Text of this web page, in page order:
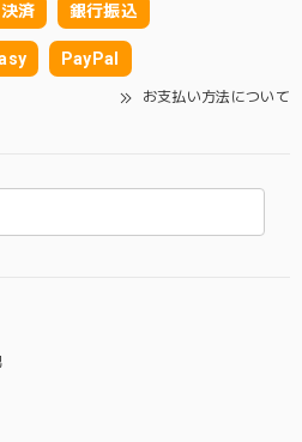
済 銀行振込
PayPal
お支払い方法について